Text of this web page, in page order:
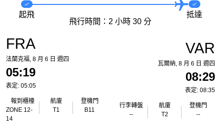
FRA
法蘭克福, 8 月 6 日 週四
05:19
表定: 05:05
報到櫃檯
ZONE 12-
14
航廈
T1
登機門
B11
起飛
飛行時間：2 小時 30 分
抵達
VAR
瓦爾納, 8 月 6 日 週四
08:29
表定: 08:35
行李轉盤
--
航廈
T2
登機門
--